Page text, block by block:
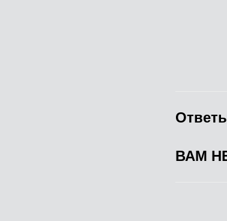
ВАМ